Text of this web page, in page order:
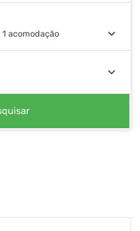
1 acomodação keyboard_arrow_down
keyboard_arrow_down